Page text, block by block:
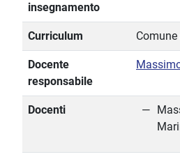
insegnamento
Curriculum
Docente
responsabile
Docenti